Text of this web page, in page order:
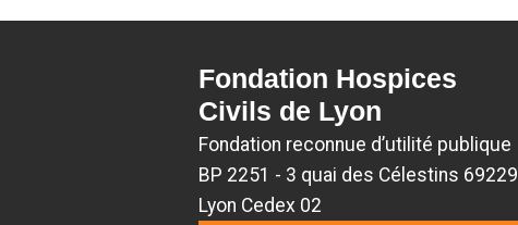
Fondation Hospices
Civils de Lyon
Fondation reconnue d’utilité publique
BP 2251 - 3 quai des Célestins 69229
Lyon Cedex 02